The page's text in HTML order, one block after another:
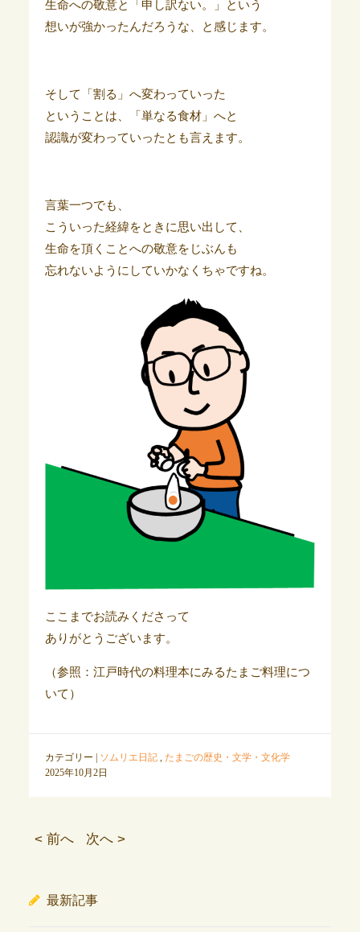
生命への敬意と「申し訳ない。」という
想いが強かったんだろうな、と感じます。
そして「割る」へ変わっていった
ということは、「単なる食材」へと
認識が変わっていったとも言えます。
言葉一つでも、
こういった経緯をときに思い出して、
生命を頂くことへの敬意をじぶんも
忘れないようにしていかなくちゃですね。
ここまでお読みくださって
ありがとうございます。
（参照：江戸時代の料理本にみるたまご料理につ
いて）
カテゴリー | ソムリエ日記, たまごの歴史・文学・文化学
2025年10月2日
< 前へ 次へ >
最新記事